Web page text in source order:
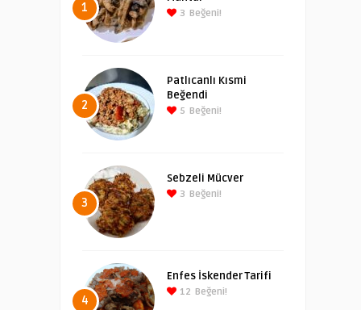
1 3 Beğeni!
2
Patlıcanlı Kısmi
Beğendi
5 Beğeni!
3
Sebzeli Mücver
3 Beğeni!
4
Enfes İskender Tarifi
12 Beğeni!